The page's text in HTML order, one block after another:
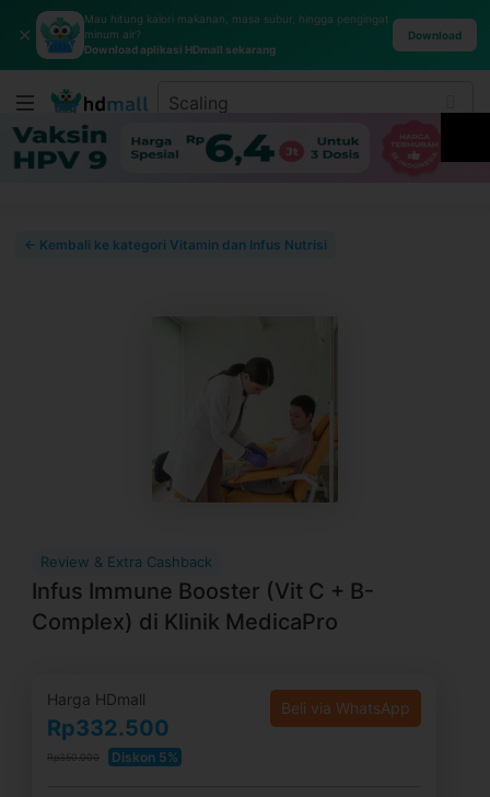
✕
Mau hitung kalori makanan, masa subur, hingga pengingat
minum air?
Download aplikasi HDmall sekarang
Download
← Kembali ke kategori Vitamin dan Infus Nutrisi
Review & Extra Cashback
Infus Immune Booster (Vit C + B-
Complex) di Klinik MedicaPro
Harga HDmall
Rp332.500
Rp350.000 Diskon 5%
Beli via WhatsApp